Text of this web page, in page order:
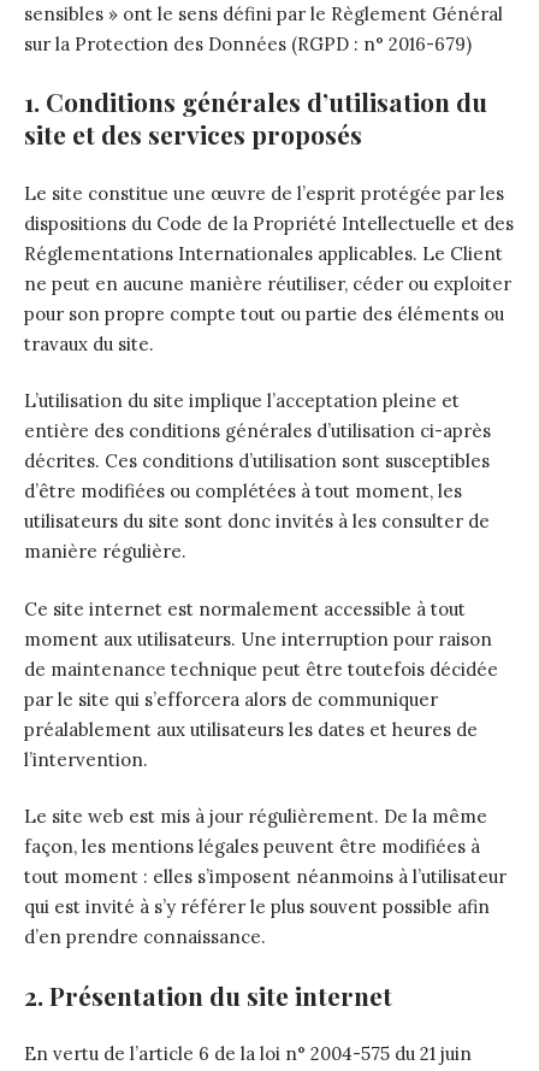
sensibles » ont le sens défini par le Règlement Général
sur la Protection des Données (RGPD : n° 2016-679)
1. Conditions générales d’utilisation du
site et des services proposés
Le site constitue une œuvre de l’esprit protégée par les
dispositions du Code de la Propriété Intellectuelle et des
Réglementations Internationales applicables. Le Client
ne peut en aucune manière réutiliser, céder ou exploiter
pour son propre compte tout ou partie des éléments ou
travaux du site.
L’utilisation du site implique l’acceptation pleine et
entière des conditions générales d’utilisation ci-après
décrites. Ces conditions d’utilisation sont susceptibles
d’être modifiées ou complétées à tout moment, les
utilisateurs du site sont donc invités à les consulter de
manière régulière.
Ce site internet est normalement accessible à tout
moment aux utilisateurs. Une interruption pour raison
de maintenance technique peut être toutefois décidée
par le site qui s’efforcera alors de communiquer
préalablement aux utilisateurs les dates et heures de
l’intervention.
Le site web est mis à jour régulièrement. De la même
façon, les mentions légales peuvent être modifiées à
tout moment : elles s’imposent néanmoins à l’utilisateur
qui est invité à s’y référer le plus souvent possible afin
d’en prendre connaissance.
2. Présentation du site internet
En vertu de l’article 6 de la loi n° 2004-575 du 21 juin